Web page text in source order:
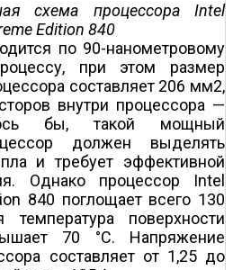
схема процессора Intel
Edition 840
по 90-нанометровому
при этом размер
составляет 206 мм2,
внутри процессора —
бы, такой мощный
должен выделять
и требует эффективной
Однако процессор Intel
840 поглощает всего 130
поверхности
70 °С. Напряжение
составляет от 1,25 до